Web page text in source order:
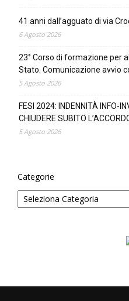
41 anni dall’agguato di via
6 Agosto 2026
23° Corso di formazione per
Stato. Comunicazione avvio
5 Agosto 2026
FESI 2024: INDENNITÀ INFO-
CHIUDERE SUBITO
5 Agosto 2026
Categorie